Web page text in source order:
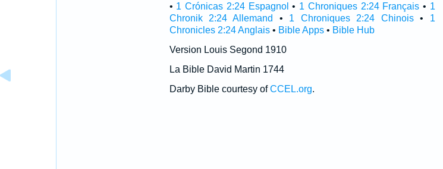
• 1 Crónicas 2:24 Espagnol • 1 Chroniques 2:24 Français • 1
Chronik 2:24 Allemand
• 1 Chroniques 2:24 Chinois• 1
Chronicles 2:24 Anglais• Bible Apps• Bible Hub
Version Louis Segond 1910
La Bible David Martin 1744
Darby Bible courtesy ofCCEL.org.